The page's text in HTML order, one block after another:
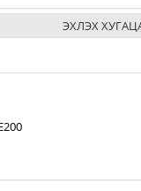
ЭХЛЭХ